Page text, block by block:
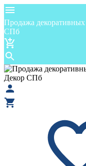
Продажа декоративных
СПб